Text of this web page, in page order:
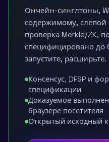
Ончейн-синглтоны,
содержимому, слепой
проверка Merkle/ZK,
специфицировано до
запустите, расширьте.
Консенсус, DFSP и
спецификации
Доказуемое
браузере посетителя
Открытый исходный